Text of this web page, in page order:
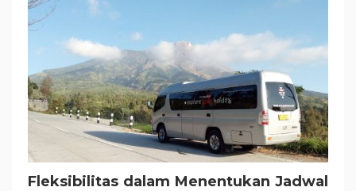
Fleksibilitas dalam Menentukan Jadwal